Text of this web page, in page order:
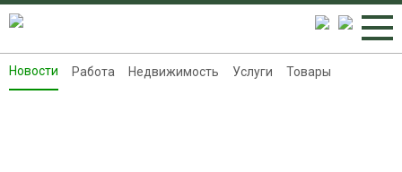
Новости
Новости Работа Недвижимость Услуги Товары